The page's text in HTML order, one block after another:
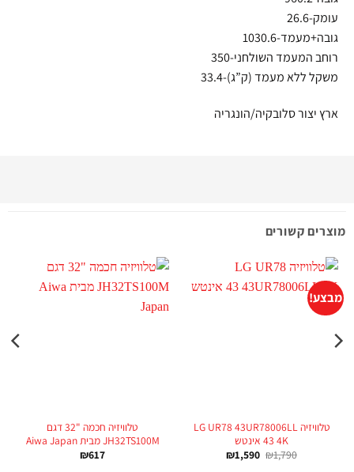
עומק-26.6
גובה+מעמד-1030.6
רוחב המעמד השולחני-350
משקל ללא מעמד (ק”ג)-33.4
ארץ יצור סלובקיה/הונגריה
מוצרים קשורים
מבצע!
טלוויזיה LG UR78 43UR78006LL
4K ‏43 ‏אינטש
₪1,790
₪1,590
טלוויזיה חכמה "32 דגם
JH32TS100M מבית Aiwa Japan
₪617